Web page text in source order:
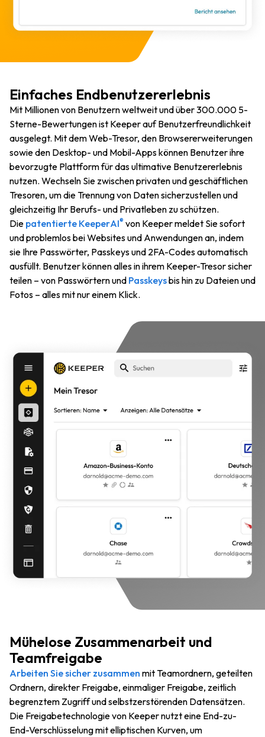
Einfaches Endbenutzererlebnis
Mit Millionen von Benutzern weltweit und über 300.000 5-
Sterne-Bewertungen ist Keeper auf Benutzerfreundlichkeit
ausgelegt. Mit dem Web-Tresor, den Browsererweiterungen
sowie den Desktop- und Mobil-Apps können Benutzer ihre
bevorzugte Plattform für das ultimative Benutzererlebnis
nutzen. Wechseln Sie zwischen privaten und geschäftlichen
Tresoren, um die Trennung von Daten sicherzustellen und
gleichzeitig Ihr Berufs- und Privatleben zu schützen.
Die patentierte KeeperAI® von Keeper meldet Sie sofort
und problemlos bei Websites und Anwendungen an, indem
sie Ihre Passwörter, Passkeys und 2FA-Codes automatisch
ausfüllt. Benutzer können alles in ihrem Keeper-Tresor sicher
teilen – von Passwörtern und Passkeysbis hin zu Dateien und
Fotos – alles mit nur einem Klick.
Mühelose Zusammenarbeit und
Teamfreigabe
Arbeiten Sie sicher zusammen mit Teamordnern, geteilten
Ordnern, direkter Freigabe, einmaliger Freigabe, zeitlich
begrenztem Zugriff und selbstzerstörenden Datensätzen.
Die Freigabetechnologie von Keeper nutzt eine End-zu-
End-Verschlüsselung mit elliptischen Kurven, um